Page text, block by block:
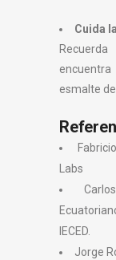
Cuida
esmalte
Labs
IECED.
Jorge